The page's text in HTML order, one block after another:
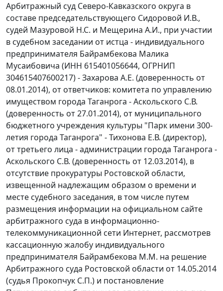
Арбитражный суд Северо-Кавказского округа в
составе председательствующего Сидоровой И.В.,
судей Мазуровой Н.С. и Мещерина А.И., при участии
в судебном заседании от истца - индивидуального
предпринимателя Байрамбекова Малика
Мусаибовича (ИНН 615401056644, ОГРНИП
304615407600217) - Захарова А.Е. (доверенность от
08.01.2014), от ответчиков: комитета по управлению
имуществом города Таганрога - Аскольского С.В.
(доверенность от 27.01.2014), от муниципального
бюджетного учреждения культуры "Парк имени 300-
летия города Таганрога" - Тихонова Е.В. (директор),
от третьего лица - администрации города Таганрога -
Аскольского С.В. (доверенность от 12.03.2014), в
отсутствие прокуратуры Ростовской области,
извещенной надлежащим образом о времени и
месте судебного заседания, в том числе путем
размещения информации на официальном сайте
арбитражного суда в информационно-
телекоммуникационной сети Интернет, рассмотрев
кассационную жалобу индивидуального
предпринимателя Байрамбекова М.М. на решение
Арбитражного суда Ростовской области от 14.05.2014
(судья Прокопчук С.П.) и постановление